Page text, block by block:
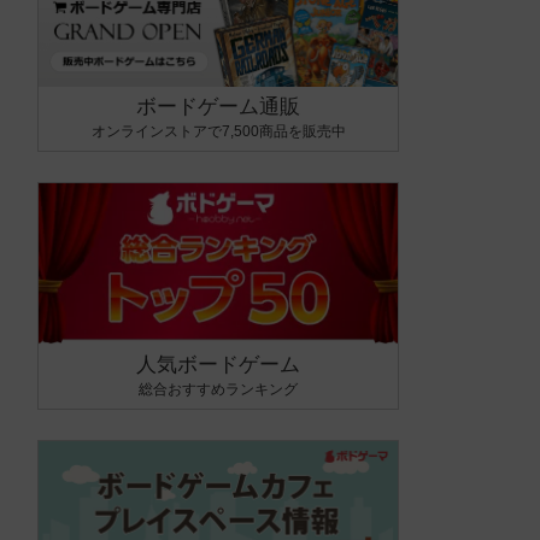
ボードゲーム通販
オンラインストアで7,500商品を販売中
人気ボードゲーム
総合おすすめランキング